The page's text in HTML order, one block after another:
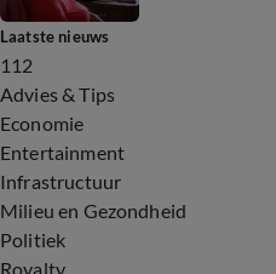
Laatste nieuws
112
Advies & Tips
Economie
Entertainment
Infrastructuur
Milieu en Gezondheid
Politiek
Royalty